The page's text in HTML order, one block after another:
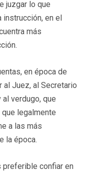
juzgar lo que
instrucción, en el
más
en época de
al Juez, al Secretario
verdugo, que
legalmente
a las más
la época.
preferible confiar en